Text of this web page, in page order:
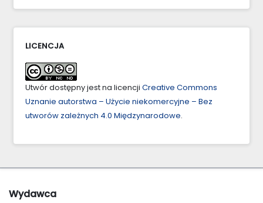
LICENCJA
Utwór dostępny jest na licencji Creative Commons
Uznanie autorstwa – Użycie niekomercyjne – Bez
utworów zależnych 4.0 Międzynarodowe.
Wydawca